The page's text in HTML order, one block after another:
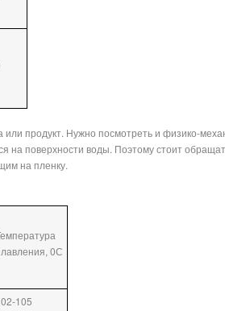
продукт. Нужно посмотреть и физико-
на поверхности воды. Поэтому стоит
на пленку.
0С
105